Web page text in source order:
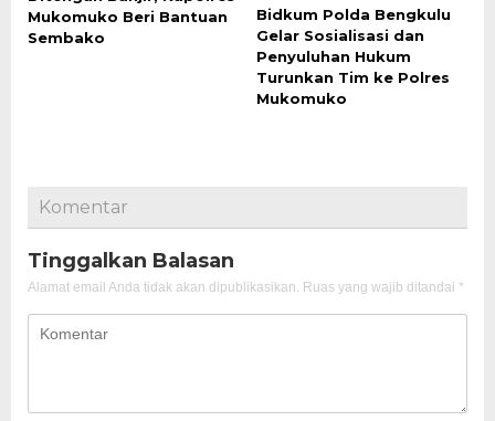
Mukomuko Beri Bantuan
Sembako
Bidkum Polda Bengkulu
Gelar Sosialisasi dan
Penyuluhan Hukum
Turunkan Tim ke Polres
Mukomuko
Komentar
Tinggalkan Balasan
Alamat email Anda tidak akan dipublikasikan. Ruas yang wajib ditandai *